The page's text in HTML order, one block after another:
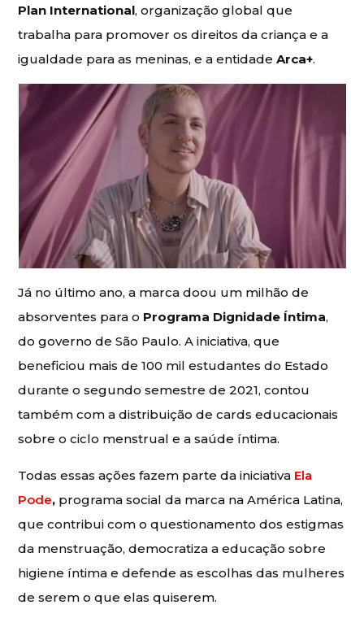
Plan International, organização global que
trabalha para promover os direitos da criança e a
igualdade para as meninas, e a entidadeArca+.
Já no último ano, a marca doou um milhão de
absorventes para o Programa Dignidade Íntima,
do governo de São Paulo. A iniciativa, que
beneficiou mais de 100 mil estudantes do Estado
durante o segundo semestre de 2021, contou
também com a distribuição de cards educacionais
sobre o ciclo menstrual e a saúde íntima.
Todas essas ações fazem parte da iniciativa Ela
Pode, programa social da marca na América Latina,
que contribui com o questionamento dos estigmas
da menstruação, democratiza a educação sobre
higiene íntima e defende as escolhas das mulheres
de serem o que elas quiserem.